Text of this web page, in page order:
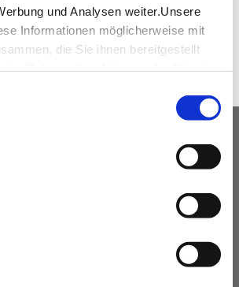
und Analysen weiter.Unsere
Informationen möglicherweise mit
die Sie ihnen bereitgestellt